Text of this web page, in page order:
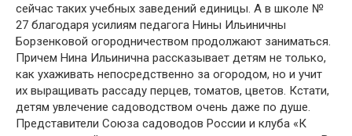
сейчас таких учебных заведений единицы. А в школе №
27 благодаря усилиям педагога Нины Ильиничны
Борзенковой огородничеством продолжают заниматься.
Причем Нина Ильинична рассказывает детям не только,
как ухаживать непосредственно за огородом, но и учит
их выращивать рассаду перцев, томатов, цветов. Кстати,
детям увлечение садоводством очень даже по душе.
Представители Союза садоводов России и клуба «К